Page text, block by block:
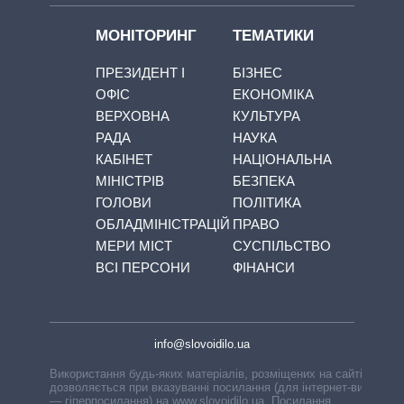
МОНІТОРИНГ
ПРЕЗИДЕНТ І
ОФІС
ВЕРХОВНА
РАДА
КАБІНЕТ
МІНІСТРІВ
ГОЛОВИ
ОБЛАДМІНІСТРАЦІЙ
МЕРИ МІСТ
ВСІ ПЕРСОНИ
ТЕМАТИКИ
БІЗНЕС
ЕКОНОМІКА
КУЛЬТУРА
НАУКА
НАЦІОНАЛЬНА
БЕЗПЕКА
ПОЛІТИКА
ПРАВО
СУСПІЛЬСТВО
ФІНАНСИ
info@slovoidilo.ua
Використання будь-яких матеріалів, розміщених на сайті,
дозволяється при вказуванні посилання (для інтернет-видань
— гіперпосилання) на www.slovoidilo.ua. Посилання